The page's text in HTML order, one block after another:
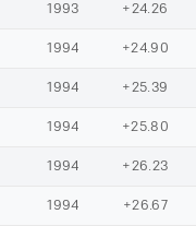
1993 +24.26
1994 +24.90
1994 +25.39
1994 +25.80
1994 +26.23
1994 +26.67